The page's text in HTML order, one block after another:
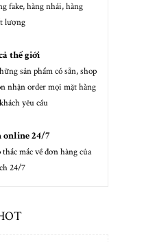
fake, hàng nhái, hàng
lượng
thế giới
sản phẩm có sẵn, shop
nhận order mọi mặt hàng
yêu cầu
online 24/7
mắc về đơn hàng của
24/7